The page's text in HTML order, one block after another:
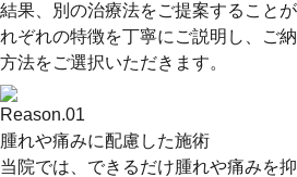
結果、別の治療法をご提案すること
れぞれの特徴を丁寧にご説明し、ご
方法をご選択いただきます。
Reason.01
腫れや痛みに配慮した施術
当院では、できるだけ腫れや痛みを